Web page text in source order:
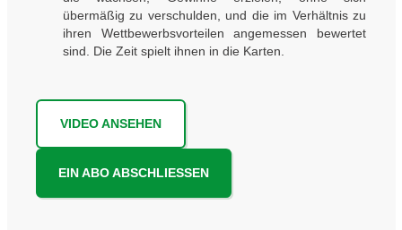
übermäßig zu verschulden, und die im Verhältnis zu
ihren Wettbewerbsvorteilen angemessen bewertet
sind. Die Zeit spielt ihnen in die Karten.
VIDEO ANSEHEN
EIN ABO ABSCHLIESSEN